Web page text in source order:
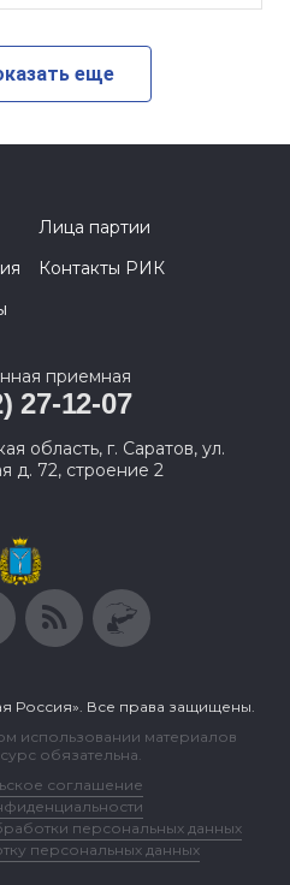
еще
Лица партии
Контакты РИК
приемная
27-12-07
область, г. Саратов, ул.
д. 72, строение 2
Россия». Все права защищены.
использовании материалов
обязательна.
соглашение
персональных данных
персональных данных